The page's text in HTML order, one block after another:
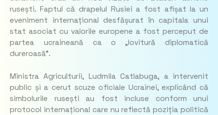
rusești. Faptul că drapelul Rusiei a fost afișat la un
eveniment internațional desfășurat în capitala unui
stat asociat cu valorile europene a fost perceput de
partea ucraineană ca o „lovitură diplomatică
dureroasă”.
Ministra Agriculturii, Ludmila Catlabuga, a intervenit
public și a cerut scuze oficiale Ucrainei, explicând că
simbolurile rusești au fost incluse conform unui
protocol internațional care nu reflectă poziția politică